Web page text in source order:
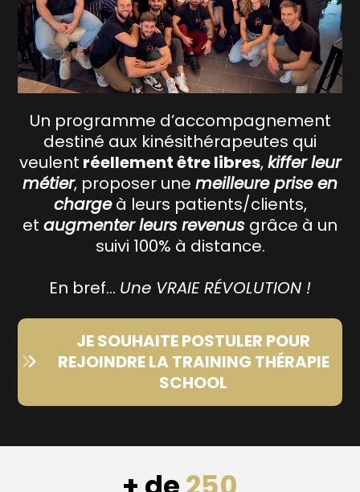
Un programme d’accompagnement
destiné aux kinésithérapeutes qui
veulent réellement être libres,kiffer leur
métier, proposer une meilleure prise en
chargeà leurs patients/clients,
et augmenter leurs revenus grâce à un
suivi 100% à distance.
En bref… Une VRAIE RÉVOLUTION !
JE SOUHAITE POSTULER POUR
REJOINDRE LA TRAINING THÉRAPIE
SCHOOL